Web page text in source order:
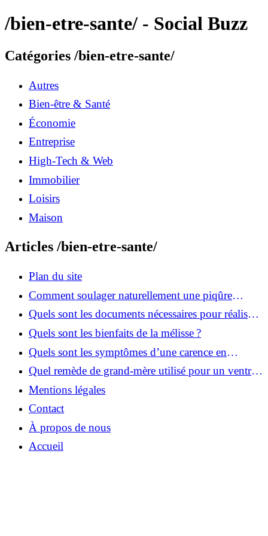
/bien-etre-sante/ - Social Buzz
Catégories /bien-etre-sante/
Autres
Bien-être & Santé
Économie
Entreprise
High-Tech & Web
Immobilier
Loisirs
Maison
Articles /bien-etre-sante/
Plan du site
Comment soulager naturellement une piqûre
d’insecte enflée et douloureuse ?
Quels sont les documents nécessaires pour réaliser
une carte grise ?
Quels sont les bienfaits de la mélisse ?
Quels sont les symptômes d’une carence en
vitamine D ?
Quel remède de grand-mère utilisé pour un ventre
gonflé ?
Mentions légales
Contact
À propos de nous
Accueil